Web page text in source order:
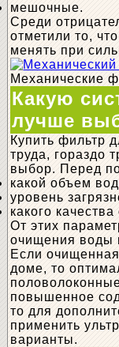
мешочные.
Среди
отметили то,
менять при
Механические
Какую
лучше
Купить фильтр
труда, гораздо
выбор. Перед
какой объем
уровень
какого
От этих
очищения воды
Если
доме, то
повышенное
то для
применить
варианты.